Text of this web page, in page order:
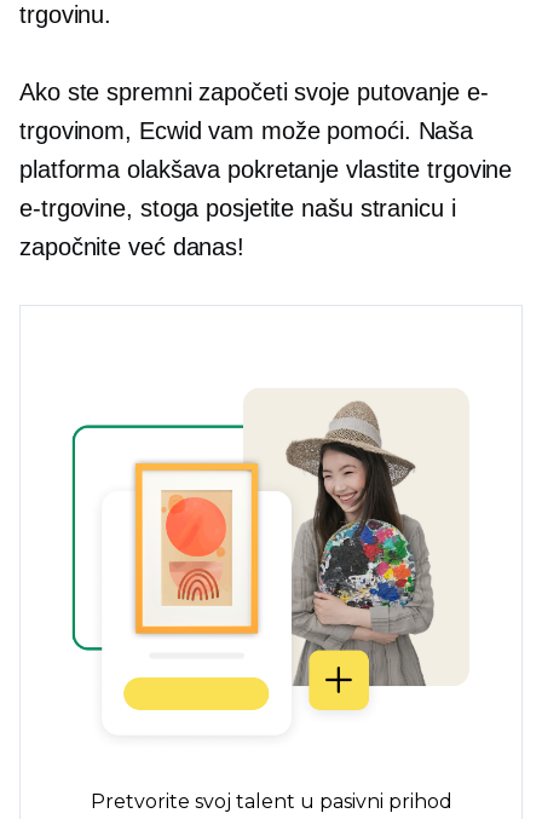
trgovinu.
Ako ste spremni započeti svoje putovanje e-
trgovinom, Ecwid vam može pomoći. Naša
platforma olakšava pokretanje vlastite trgovine
e-trgovine, stoga posjetite našu stranicu i
započnite već danas!
Pretvorite svoj talent u pasivni prihod